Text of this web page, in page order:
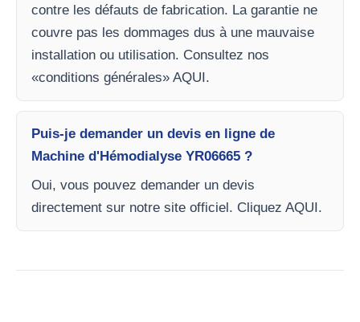
contre les défauts de fabrication. La garantie ne
couvre pas les dommages dus à une mauvaise
installation ou utilisation. Consultez nos
«conditions générales» AQUI.
Puis-je demander un devis en ligne de
Machine d'Hémodialyse YR06665 ?
Oui, vous pouvez demander un devis
directement sur notre site officiel. Cliquez AQUI.